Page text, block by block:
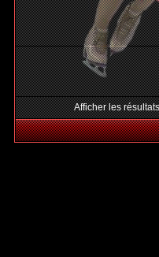
Afficher les